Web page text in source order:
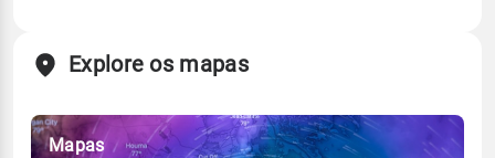
Explore os mapas
Mapas